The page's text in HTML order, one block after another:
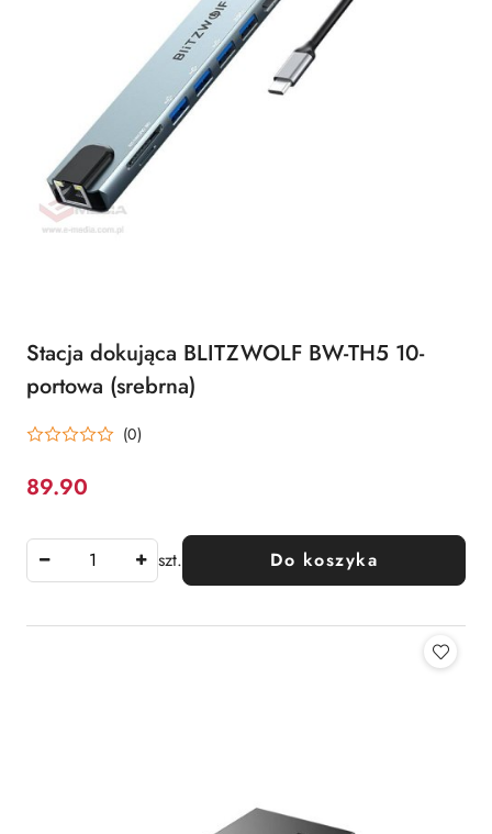
Stacja dokująca BLITZWOLF BW-TH5 10-
portowa (srebrna)
(0)
Cena:
89.90
szt. Do koszyka